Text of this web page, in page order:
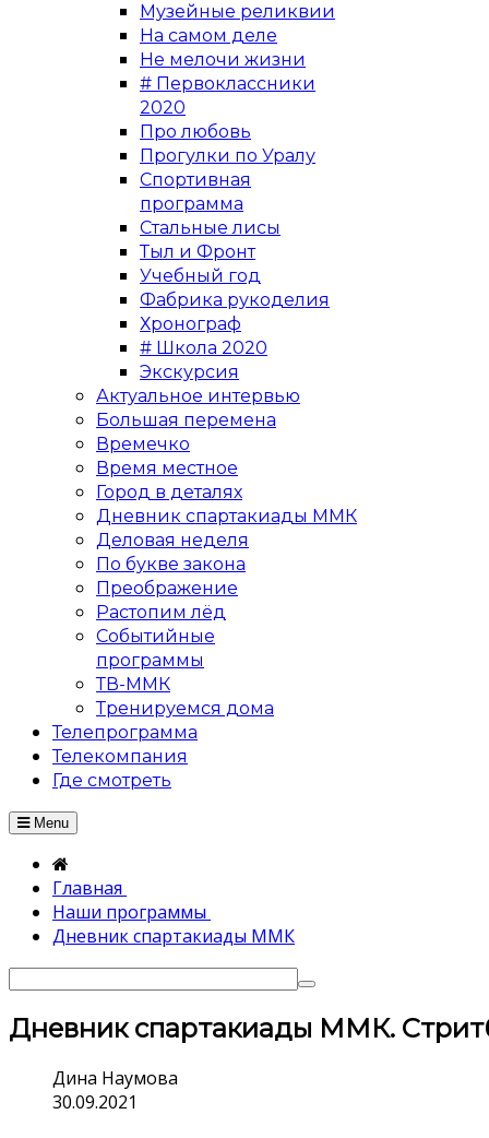
Музейные реликвии
На самом деле
Не мелочи жизни
# Первоклассники
2020
Про любовь
Прогулки по Уралу
Спортивная
программа
Стальные лисы
Тыл и Фронт
Учебный год
Фабрика рукоделия
Хронограф
# Школа 2020
Экскурсия
Актуальное интервью
Большая перемена
Времечко
Время местное
Город в деталях
Дневник спартакиады ММК
Деловая неделя
По букве закона
Преображение
Растопим лёд
Событийные
программы
ТВ-ММК
Тренируемся дома
Телепрограмма
Телекомпания
Где смотреть
Menu
Главная
Наши программы
Дневник спартакиады ММК
Дневник спартакиады ММК.
Дина Наумова
30.09.2021